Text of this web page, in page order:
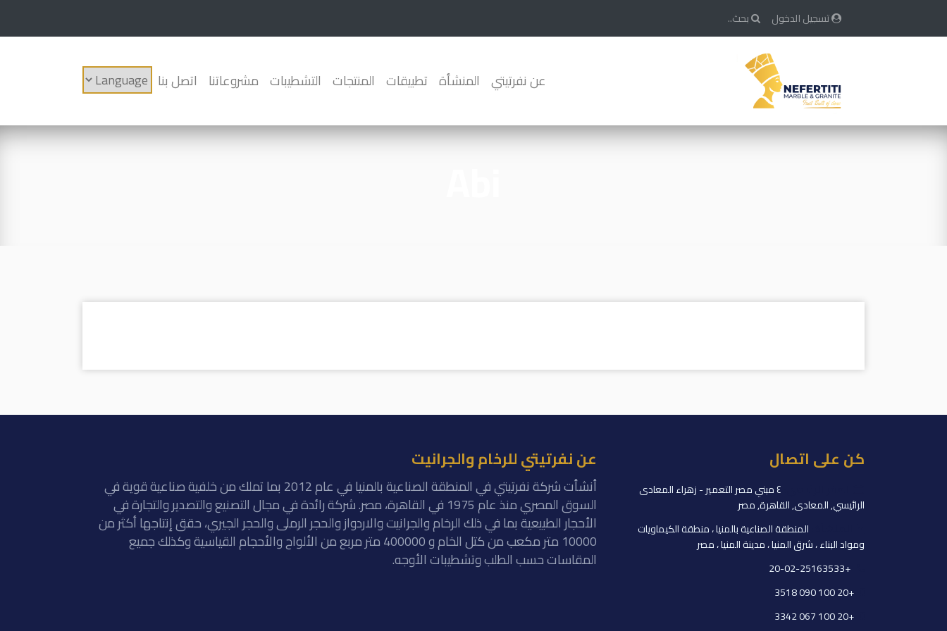
تسجيل الدخول بحث..
عن نفرتيتي المنشأة تطبيقات المنتجات التشطيبات مشروعاتنا اتصل بنا
كن على اتصال
٤ مبني مصر التعمير - زهراء المعادى
الرائيسي, المعادى, القاهرة, مصر
المنطقة الصناعية بالمنيا ، منطقة الكيماويات
ومواد البناء ، شرق المنيا ، مدينة المنيا ، مصر
+20-02-25163533
+20 100 090 3518
+20 100 067 3342
عن نفرتيتي للرخام والجرانيت
أنشأت شركة نفرتيتي في المنطقة الصناعية بالمنيا في عام 2012 بما تملك من خلفية صناعية قوية في
السوق المصري منذ عام 1975 في القاهرة، مصر. شركة رائدة في مجال التصنيع والتصدير والتجارة في
الأحجار الطبيعية بما في ذلك الرخام والجرانيت والاردواز والحجر الرملى والحجر الجيري، حقق إنتاجها أكثر من
10000 متر مكعب من كتل الخام و 400000 متر مربع من الألواح والأحجام القياسية وكذلك جميع
المقاسات حسب الطلب وتشطيبات الأوجه.